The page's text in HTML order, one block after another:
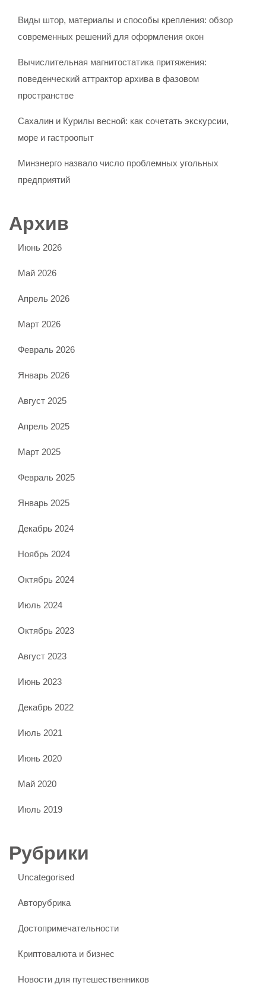
Виды штор, материалы и способы крепления: обзор
современных решений для оформления окон
Вычислительная магнитостатика притяжения:
поведенческий аттрактор архива в фазовом
пространстве
Сахалин и Курилы весной: как сочетать экскурсии,
море и гастроопыт
Минэнерго назвало число проблемных угольных
предприятий
Архив
Июнь 2026
Май 2026
Апрель 2026
Март 2026
Февраль 2026
Январь 2026
Август 2025
Апрель 2025
Март 2025
Февраль 2025
Январь 2025
Декабрь 2024
Ноябрь 2024
Октябрь 2024
Июль 2024
Октябрь 2023
Август 2023
Июнь 2023
Декабрь 2022
Июль 2021
Июнь 2020
Май 2020
Июль 2019
Рубрики
Uncategorised
Авторубрика
Достопримечательности
Криптовалюта и бизнес
Новости для путешественников